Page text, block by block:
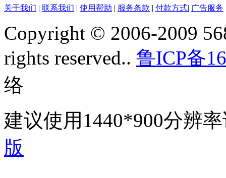
关于我们 | 联系我们 | 使用帮助 | 服务条款 | 付款方式| 广告服务
Copyright © 2006-2009
rights reserved.. 鲁ICP备
络
建议使用1440*900分辨
版